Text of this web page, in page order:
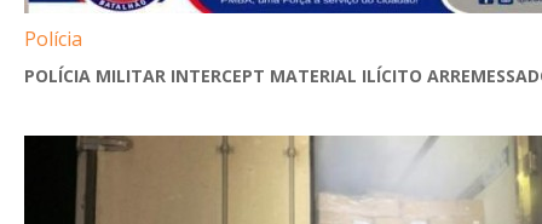
Polícia
POLÍCIA MILITAR INTERCEPT MATERIAL ILÍCITO